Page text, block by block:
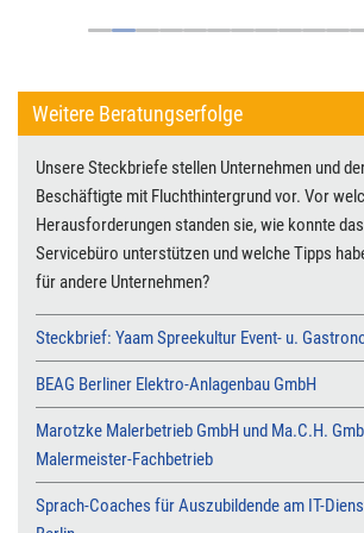
Weitere Beratungserfolge
Unsere Steckbriefe stellen Unternehmen und
Beschäftigte mit Fluchthintergrund vor. Vor
Herausforderungen standen sie, wie konnte das
Servicebüro unterstützen und welche Tipps
für andere Unternehmen?
Steckbrief: Yaam Spreekultur Event- u.
BEAG Berliner Elektro-Anlagenbau GmbH
Marotzke Malerbetrieb GmbH und Ma.C.H.
Malermeister-Fachbetrieb
Sprach-Coaches für Auszubildende am IT-